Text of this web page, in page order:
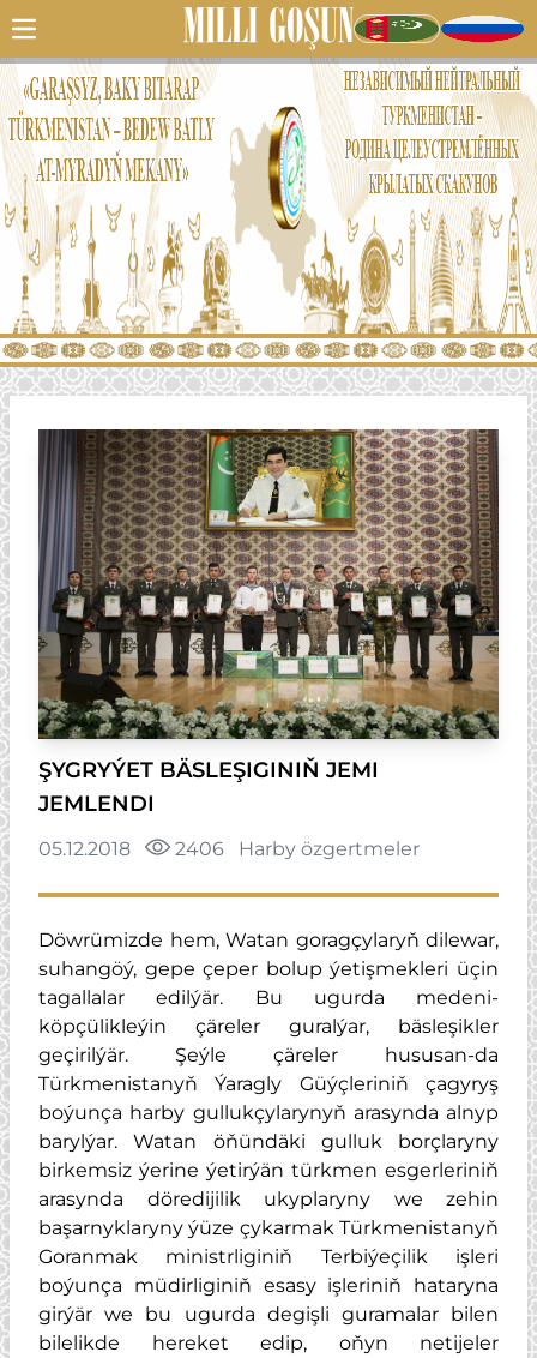
ŞYGRYÝET BÄSLEŞIGINIŇ JEMI
JEMLENDI
05.12.2018 2406 Harby özgertmeler
Döwrümizde hem, Watan goragçylaryň dilewar,
suhangöý, gepe çeper bolup ýetişmekleri üçin
tagallalar edilýär. Bu ugurda medeni-
köpçülikleýin çäreler guralýar, bäsleşikler
geçirilýär. Şeýle çäreler hususan-da
Türkmenistanyň Ýaragly Güýçleriniň çagyryş
boýunça harby gullukçylarynyň arasynda alnyp
barylýar. Watan öňündäki gulluk borçlaryny
birkemsiz ýerine ýetirýän türkmen esgerleriniň
arasynda döredijilik ukyplaryny we zehin
başarnyklaryny ýüze çykarmak Türkmenistanyň
Goranmak ministrliginiň Terbiýeçilik işleri
boýunça müdirliginiň esasy işleriniň hataryna
girýär we bu ugurda degişli guramalar bilen
bilelikde hereket edip, oňyn netijeler